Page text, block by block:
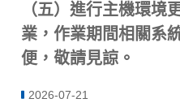
（五）進行主機環境
業，作業期間相關系
便，敬請見諒。
2026-07-21